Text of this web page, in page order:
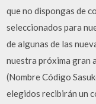
que no dispongas de
seleccionados para
de algunas de las
nuestra próxima gran
(Nombre Código
elegidos recibirán un